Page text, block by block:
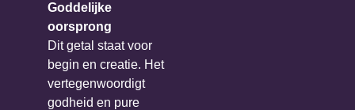
Goddelijke
oorsprong
Dit getal staat voor
begin en creatie. Het
vertegenwoordigt
godheid en pure